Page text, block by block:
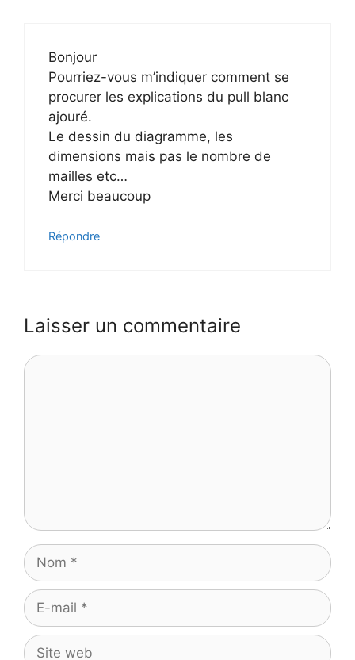
Bonjour
Pourriez-vous m’indiquer comment se
procurer les explications du pull blanc
ajouré.
Le dessin du diagramme, les
dimensions mais pas le nombre de
mailles etc…
Merci beaucoup
Répondre
Laisser un commentaire
Commentaire
Nom
E-
mail
Site